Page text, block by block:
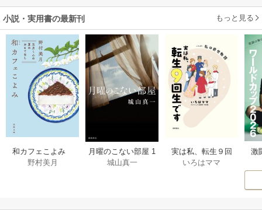
二度目は串刺し回
小説・実用書の最新刊 もっと見る
和カフェこよみ
五月くんの夏のお
野村美月
月曜のこない部屋 1
巻
城山真一
実は私、転生９回
生です マンガ
いろはママ
激